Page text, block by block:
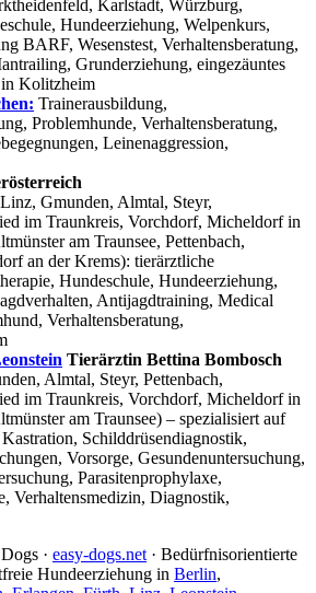
Karlstadt, Würzburg,
Hundeerziehung, Welpenkurs,
BARF, Wesenstest, Verhaltensberatung,
Grunderziehung, eingezäuntes
in Kolitzheim
Trainerausbildung,
Problemhunde, Verhaltensberatung,
Leinenaggression,
Gmunden, Almtal, Steyr,
im Traunkreis, Vorchdorf, Micheldorf in
am Traunsee, Pettenbach,
an der Krems): tierärztliche
Hundeschule, Hundeerziehung,
Antijagdtraining, Medical
Verhaltensberatung,
Tierärztin Bettina Bombosch
Almtal, Steyr, Pettenbach,
im Traunkreis, Vorchdorf, Micheldorf in
am Traunsee) – spezialisiert auf
Schilddrüsendiagnostik,
Vorsorge, Gesundenuntersuchung,
Parasitenprophylaxe,
Verhaltensmedizin, Diagnostik,
· easy-dogs.net · Bedürfnisorientierte
Hundeerziehung in Berlin,